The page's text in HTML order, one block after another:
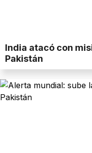
India atacó con
Pakistán